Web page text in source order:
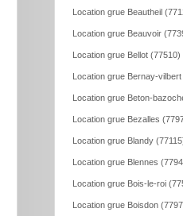
Location grue Beautheil
Location grue Beauvoir
Location grue Bellot (77510)
Location grue Bernay-
Location grue Beton-
Location grue Bezalles
Location grue Blandy
Location grue Blennes
Location grue Bois-le-roi
Location grue Boisdon